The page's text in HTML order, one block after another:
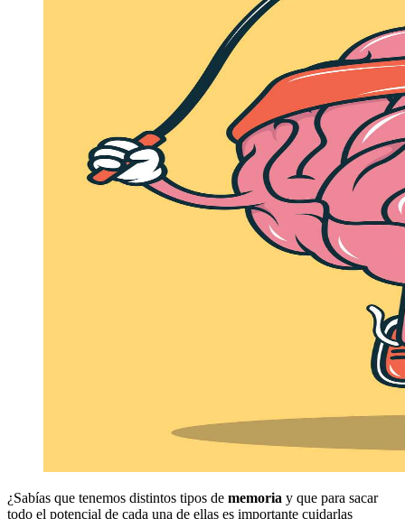
¿Sabías que tenemos distintos tipos de memoria y que para sacar
todo el potencial de cada una de ellas es importante cuidarlas